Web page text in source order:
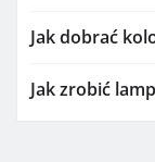
Jak dobrać
Jak zrobić